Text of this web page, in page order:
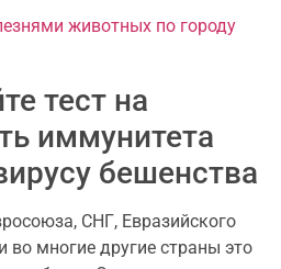
животных по городу
тест на
иммунитета
бешенства
СНГ, Евразийского
во многие другие страны это